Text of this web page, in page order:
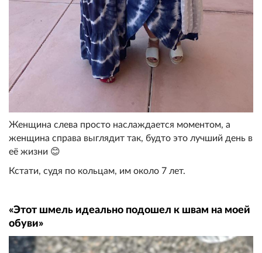
Женщина слева просто наслаждается моментом, а
женщина справа выглядит так, будто это лучший день в
её жизни 😊
Кстати, судя по кольцам, им около 7 лет.
«Этот шмель идеально подошел к швам на моей
обуви»